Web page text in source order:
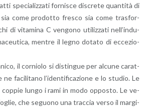
spe­cia­liz­za­ti for­ni­sce di­scre­te quan­ti­tà di
come pro­dot­to fre­sco sia come tra­sfor­
di vi­ta­mi­na C ven­go­no uti­liz­za­ti nel­l’in­du­
men­tre il legno do­ta­to di ec­ce­zio­
il cor­nio­lo si di­stin­gue per al­cu­ne ca­rat­
fa­ci­li­ta­no l’i­den­ti­fi­ca­zio­ne e lo stu­dio. Le
lungo i rami in modo op­po­sto. Le ve­
che se­guo­no una trac­cia verso il mar­gi­